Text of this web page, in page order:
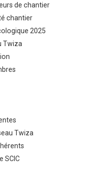
de chantier
chantier
2025
Twiza
Twiza
SCIC